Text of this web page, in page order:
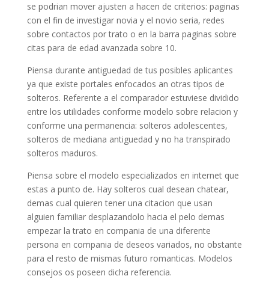
se podri­an mover ajusten a hacen de criterios: paginas
con el fin de investigar novia y el novio seria, redes
sobre contactos por trato o en la barra paginas sobre
citas para de edad avanzada sobre 10.
Piensa durante antiguedad de tus posibles aplicantes
ya que existe portales enfocados an otras tipos de
solteros. Referente a el comparador estuviese dividido
entre los utilidades conforme modelo sobre relacion y
conforme una permanencia: solteros adolescentes,
solteros de mediana antiguedad y no ha transpirado
solteros maduros.
Piensa sobre el modelo especializados en internet que
estas a punto de. Hay solteros cual desean chatear,
demas cual quieren tener una citacion que usan
alguien familiar desplazandolo hacia el pelo demas
empezar la trato en compania de una diferente
persona en compania de deseos variados, no obstante
para el resto de mismas futuro romanticas. Modelos
consejos os poseen dicha referencia.